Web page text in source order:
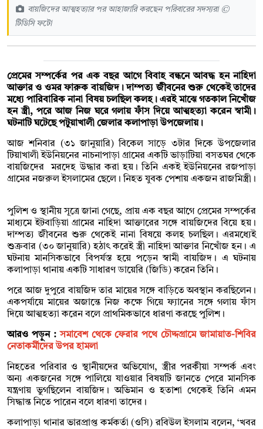
বায়জিদের আত্মহত্যার পর আহাজারি করছেন পরিবারের সদস্যরা ©
টিডিসি ফটো
প্রেমের সম্পর্কের পর এক বছর আগে বিবাহ বন্ধনে আবদ্ধ হন নাহিদা
আক্তার ও ওমর ফারুক বায়জিদ। দাম্পত্য জীবনের শুরু থেকেই তাদের
মধ্যে পারিবারিক নানা বিষয় চলছিল কলহ। এরই মাঝে গতকাল নিখোঁজ
হন স্ত্রী, পরে আজ নিজ ঘরে গলায় ফাঁস দিয়ে আত্মহত্যা করেন স্বামী।
ঘটনাটি ঘটেছে পটুয়াখালী জেলার কলাপাড়া উপজেলায়।
আজ শনিবার (৩১ জানুয়ারি) বিকেল সাড়ে ৩টার দিকে উপজেলার
টিয়াখালী ইউনিয়নের নাচনাপাড়া গ্রামের একটি ভাড়াটিয়া বসতঘর থেকে
বায়জিদের মরদেহ উদ্ধার করা হয়। তিনি একই ইউনিয়নের রজপাড়া
গ্রামের নজরুল ইসলামের ছেলে। নিহত যুবক পেশায় একজন রাজমিস্ত্রী।
পুলিশ ও স্থানীয় সূত্রে জানা গেছে, প্রায় এক বছর আগে প্রেমের সম্পর্কের
মাধ্যমে ইটবাড়িয়া গ্রামের নাহিদা আক্তারের সঙ্গে বায়জিদের বিয়ে হয়।
দাম্পত্য জীবনের শুরু থেকেই নানা বিষয়ে কলহ চলছিল। এরমধ্যেই
শুক্রবার (৩০ জানুয়ারি) হঠাৎ করেই স্ত্রী নাহিদা আক্তার নিখোঁজ হন। এ
ঘটনায় মানসিকভাবে বিপর্যস্ত হয়ে পড়েন স্বামী বায়জিদ। এ ঘটনায়
কলাপাড়া থানায় একটি সাধারণ ডায়েরি (জিডি) করেন তিনি।
পরে আজ দুপুরে বায়জিদ তার মায়ের সঙ্গে বাড়িতে অবস্থান করছিলেন।
একপর্যায়ে মায়ের অজান্তে নিজ কক্ষে গিয়ে ফ্যানের সঙ্গে গলায় ফাঁস
দিয়ে আত্মহত্যা করেন বলে প্রাথমিকভাবে ধারণা করছে পুলিশ।
আরও পড়ুন :সমাবেশ থেকে ফেরার পথে চৌদ্দগ্রামে জামায়াত-শিবির
নেতাকর্মীদের উপর হামলা
নিহতের পরিবার ও স্থানীয়দের অভিযোগ, স্ত্রীর পরকীয়া সম্পর্ক এবং
অন্য একজনের সঙ্গে পালিয়ে যাওয়ার বিষয়টি জানতে পেরে মানসিক
যন্ত্রণায় ভুগছিলেন বায়জিদ। অভিমান ও হতাশা থেকেই তিনি এমন
সিদ্ধান্ত নিতে পারেন বলে ধারণা তাদের।
কলাপাড়া থানার ভারপ্রাপ্ত কর্মকর্তা (ওসি) রবিউল ইসলাম বলেন, ‘খবর